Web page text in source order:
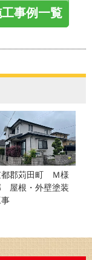
事例一覧
都郡苅田町 Ｍ様
屋根・外壁塗装